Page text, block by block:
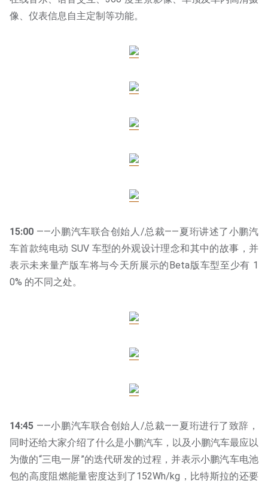
像、仪表信息自主定制等功能。
15:00 ——小鹏汽车联合创始人/总裁——夏珩讲述了小鹏汽
车首款纯电动 SUV 车型的外观设计理念和其中的故事，并
表示未来量产版车将与今天所展示的Beta版车型至少有 1
0% 的不同之处。
14:45 ——小鹏汽车联合创始人/总裁——夏珩进行了致辞，
同时还给大家介绍了什么是小鹏汽车，以及小鹏汽车最应以
为傲的“三电一屏”的迭代研发的过程，并表示小鹏汽车电池
包的高度阻燃能量密度达到了152Wh/kg，比特斯拉的还要